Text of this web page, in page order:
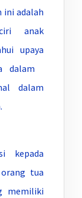
ini adalah
anak
upaya
dalam
dalam
kepada
tua
memiliki